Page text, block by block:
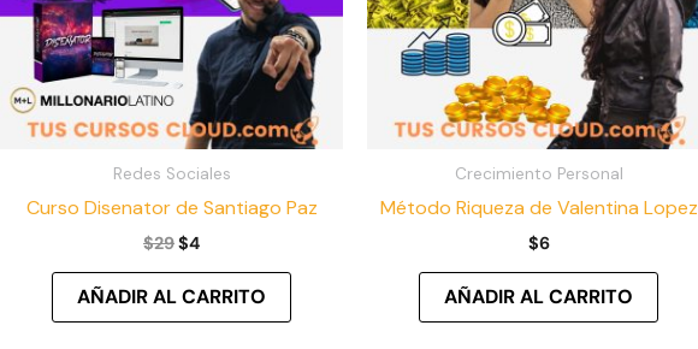
Redes Sociales
Curso Disenator de Santiago Paz
$29$4
AÑADIR AL CARRITO
Crecimiento Personal
Método Riqueza de Valentina Lopez
$6
AÑADIR AL CARRITO